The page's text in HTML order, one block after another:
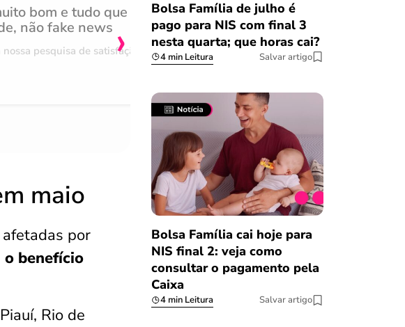
bom e tudo que
não fake news
pesquisa de satisfação
Achei muito rápido,
burocracia
Comentário retirado da nossa
›
maio
por
o benefício
Rio de
Bolsa Família de julho é
pago para NIS com final 3
nesta quarta; que horas cai?
4 min Leitura Salvar artigo
Bolsa Família cai hoje para
NIS final 2: veja como
consultar o pagamento pela
Caixa
4 min Leitura Salvar artigo